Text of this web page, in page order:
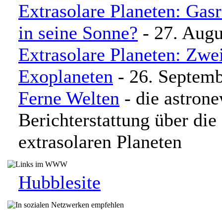
Extrasolare Planeten:
in seine Sonne? - 27.
Extrasolare Planeten:
Exoplaneten - 26.
Ferne Welten - die
Berichterstattung über die
extrasolaren Planeten
Hubblesite